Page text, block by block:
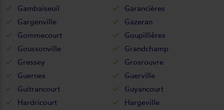
Gambaiseuil
Garancières
Gargenville
Gazeran
Gommecourt
Goupillières
Goussonville
Grandchamp
Gressey
Grosrouvre
Guernes
Guerville
Guitrancourt
Guyancourt
Hardricourt
Hargeville